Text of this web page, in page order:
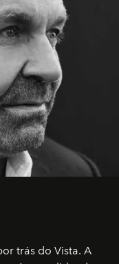
trás do Vista. A